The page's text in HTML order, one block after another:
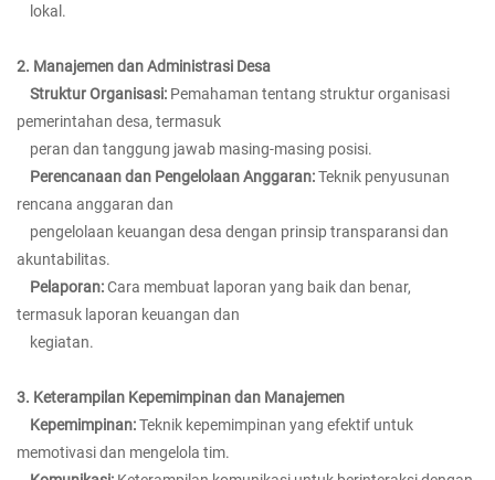
lokal.
2. Manajemen dan Administrasi Desa
Struktur Organisasi: Pemahaman tentang struktur organisasi
pemerintahan desa, termasuk
peran dan tanggung jawab masing-masing posisi.
Perencanaan dan Pengelolaan Anggaran:Teknik penyusunan
rencana anggaran dan
pengelolaan keuangan desa dengan prinsip transparansi dan
akuntabilitas.
Pelaporan:Cara membuat laporan yang baik dan benar,
termasuk laporan keuangan dan
kegiatan.
3. Keterampilan Kepemimpinan dan Manajemen
Kepemimpinan:Teknik kepemimpinan yang efektif untuk
memotivasi dan mengelola tim.